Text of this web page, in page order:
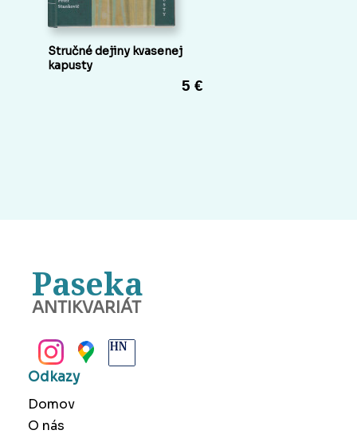
Stručné dejiny kvasenej
kapusty
5 €
Paseka
ANTIKVARIÁT
Odkazy
Domov
O nás